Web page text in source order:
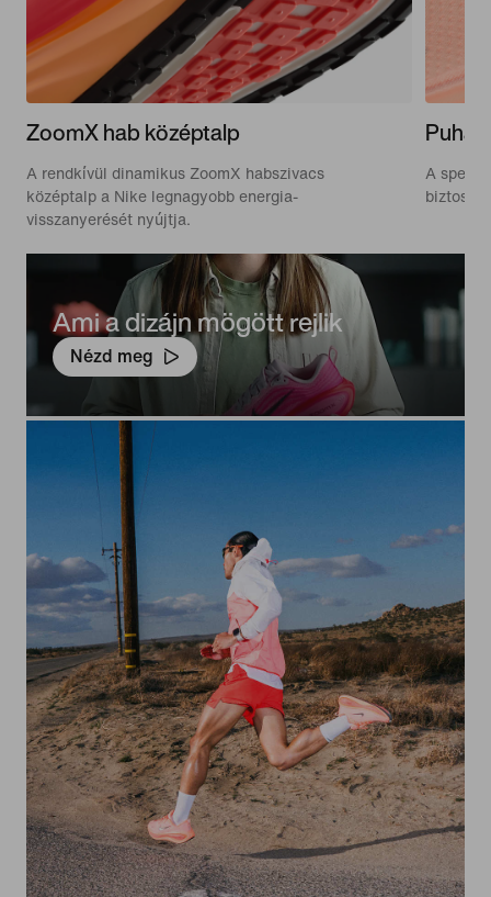
ZoomX hab középtalp
A rendkívül dinamikus ZoomX habszivacs
középtalp a Nike legnagyobb energia-
visszanyerését nyújtja.
Puha
A
biztosít.
Ami a dizájn mögött rejlik
Nézd meg